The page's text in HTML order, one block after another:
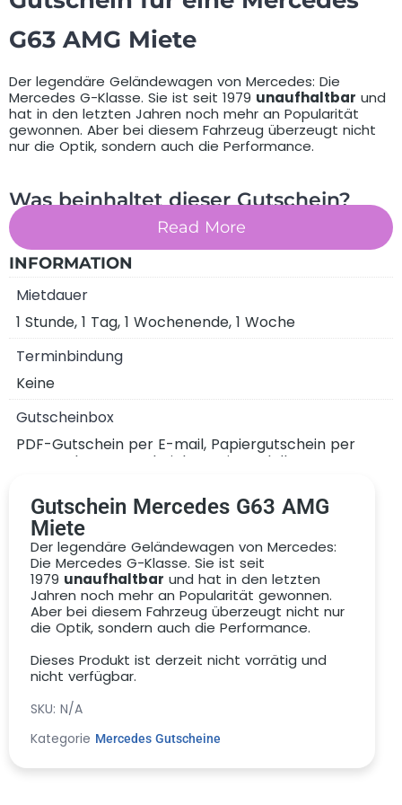
G63 AMG Miete
Der legendäre Geländewagen von Mercedes: Die
Mercedes G-Klasse. Sie ist seit 1979 unaufhaltbar und
hat in den letzten Jahren noch mehr an Popularität
gewonnen. Aber bei diesem Fahrzeug überzeugt nicht
nur die Optik, sondern auch die Performance.
Was beinhaltet dieser Gutschein?
Gutschein
Read More
INFORMATION
Mietdauer
1 Stunde, 1 Tag, 1 Wochenende, 1 Woche
Terminbindung
Keine
Gutscheinbox
PDF-Gutschein per E-mail, Papiergutschein per
Post, Deluxe-Gutscheinbox mit Modellauto
Gutschein Mercedes G63 AMG
Miete
Der legendäre Geländewagen von Mercedes:
Die Mercedes G-Klasse. Sie ist seit
1979 unaufhaltbar und hat in den letzten
Jahren noch mehr an Popularität gewonnen.
Aber bei diesem Fahrzeug überzeugt nicht nur
die Optik, sondern auch die Performance.
Dieses Produkt ist derzeit nicht vorrätig und
nicht verfügbar.
SKU: N/A
Kategorie Mercedes Gutscheine